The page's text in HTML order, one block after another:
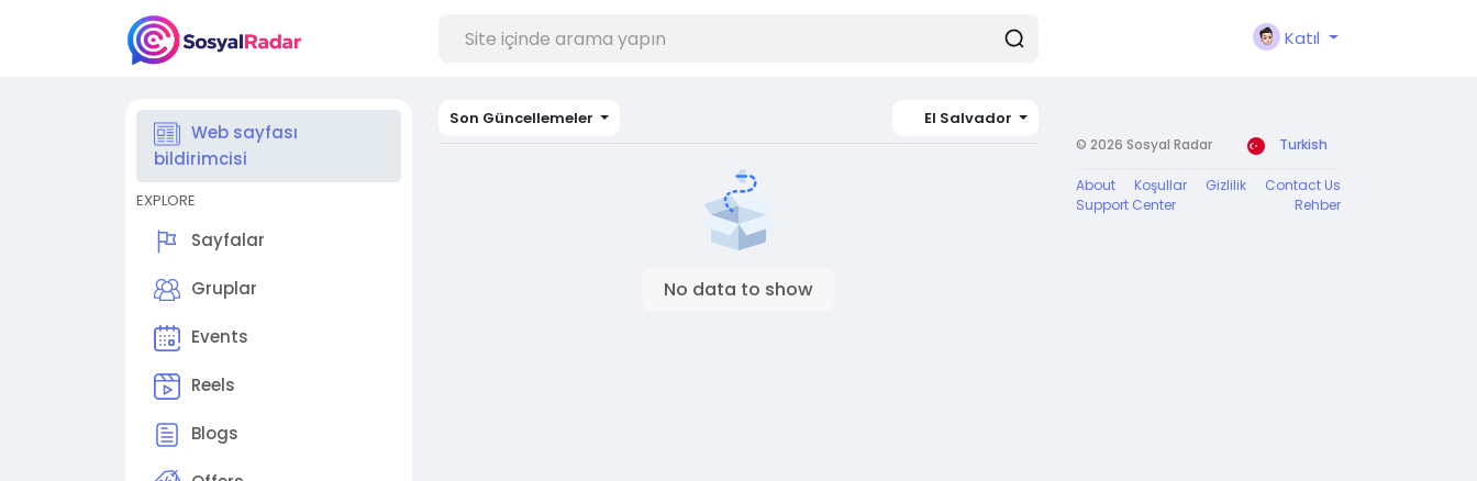
Katıl
Web sayfası
bildirimcisi
EXPLORE
Sayfalar
Gruplar
Events
Reels
Blogs
Son Güncellemeler El Salvador
No data to show
© 2026 Sosyal Radar Turkish
About Koşullar Gizlilik
Contact Us
Support Center
Rehber